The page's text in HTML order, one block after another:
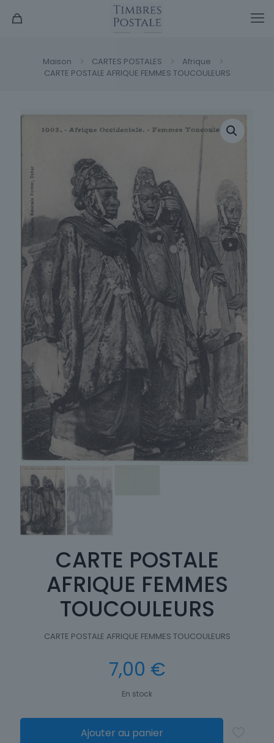
Maison CARTES POSTALES
Afrique
CARTE POSTALE AFRIQUE FEMMES TOUCOULEURS
CARTE POSTALE
AFRIQUE FEMMES
TOUCOULEURS
CARTE POSTALE AFRIQUE FEMMES TOUCOULEURS
7,00 €
En stock
Ajouter au panier